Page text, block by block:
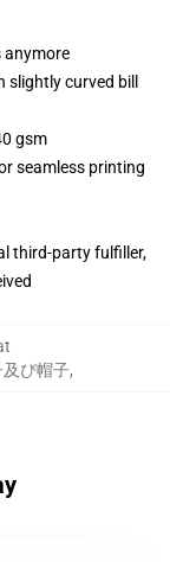
anymore
curved bill
gsm
seamless printing
third-party fulfiller,
び帽子,